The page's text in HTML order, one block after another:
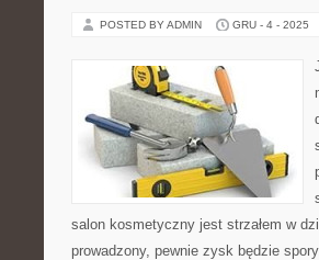
POSTED BY ADMIN GRU - 4 - 2025
salon kosmetyczny jest strzałem w
prowadzony, pewnie zysk będzie